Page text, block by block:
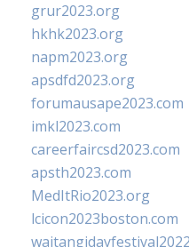
grur2023.org
hkhk2023.org
napm2023.org
apsdfd2023.org
forumausape2023.com
imkl2023.com
careerfaircsd2023.com
apsth2023.com
MedItRio2023.org
lcicon2023boston.com